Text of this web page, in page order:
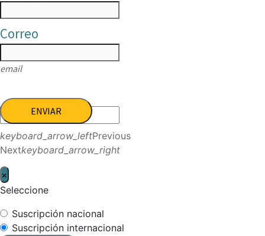
Correo
email
ENVIAR
keyboard_arrow_leftPrevious
Nextkeyboard_arrow_right
×
Seleccione
Suscripción nacional
Suscripción internacional